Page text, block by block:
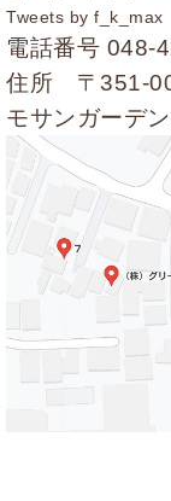
Tweets by f_k_max
電話番号 048-
住所 〒351-
モサンガーデ